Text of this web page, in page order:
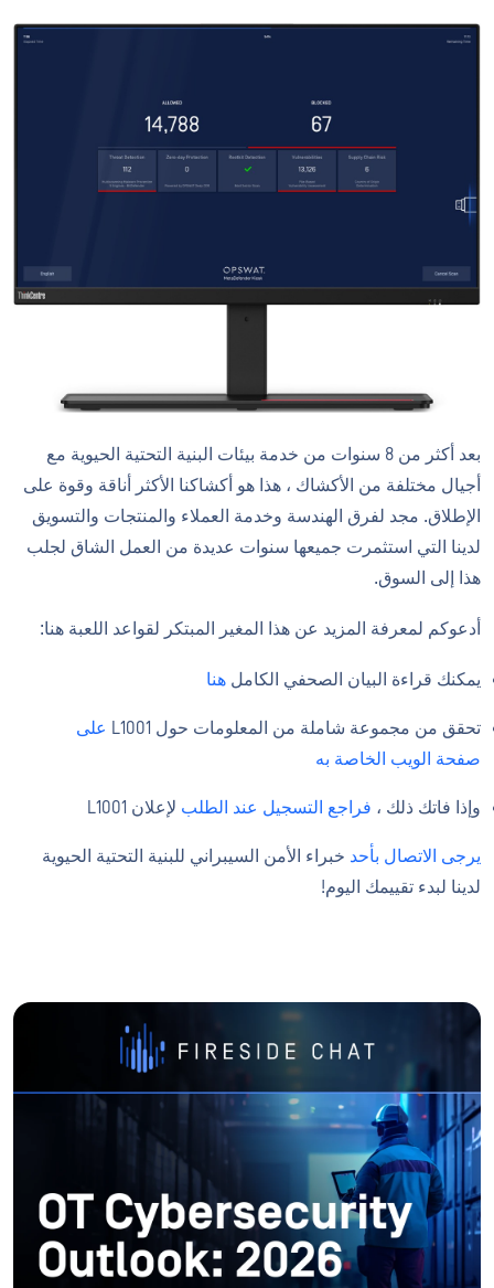
بعد أكثر من 8 سنوات من خدمة بيئات البنية التحتية الحيوية مع
أجيال مختلفة من الأكشاك ، هذا هو أكشاكنا الأكثر أناقة وقوة على
الإطلاق. مجد لفرق الهندسة وخدمة العملاء والمنتجات والتسويق
لدينا التي استثمرت جميعها سنوات عديدة من العمل الشاق لجلب
هذا إلى السوق.
أدعوكم لمعرفة المزيد عن هذا المغير المبتكر لقواعد اللعبة هنا:
يمكنك قراءة البيان الصحفي الكامل هنا
تحقق من مجموعة شاملة من المعلومات حول L1001
على
صفحة الويب الخاصة به
وإذا فاتك ذلك ، فراجع التسجيل عند الطلب لإعلان L1001
يرجى الاتصال بأحد خبراء الأمن السيبراني للبنية التحتية الحيوية
لدينا لبدء تقييمك اليوم!